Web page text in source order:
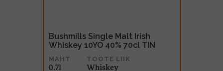
Bushmills Single Malt Irish
Whiskey 10YO 40% 70cl TIN
MAHT
0.7l
TOOTE LIIK
Whiskey